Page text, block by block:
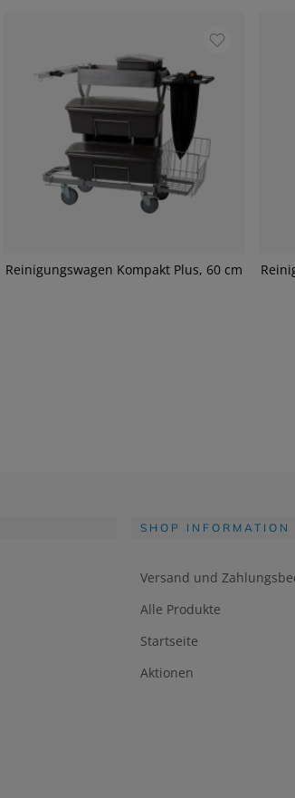
Reinigungswagen Kompakt Plus, 60 cm
SHOP INFORMATION
Versand und
Alle Produkte
Startseite
Aktionen